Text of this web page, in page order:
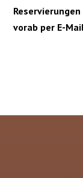
vorab per E-